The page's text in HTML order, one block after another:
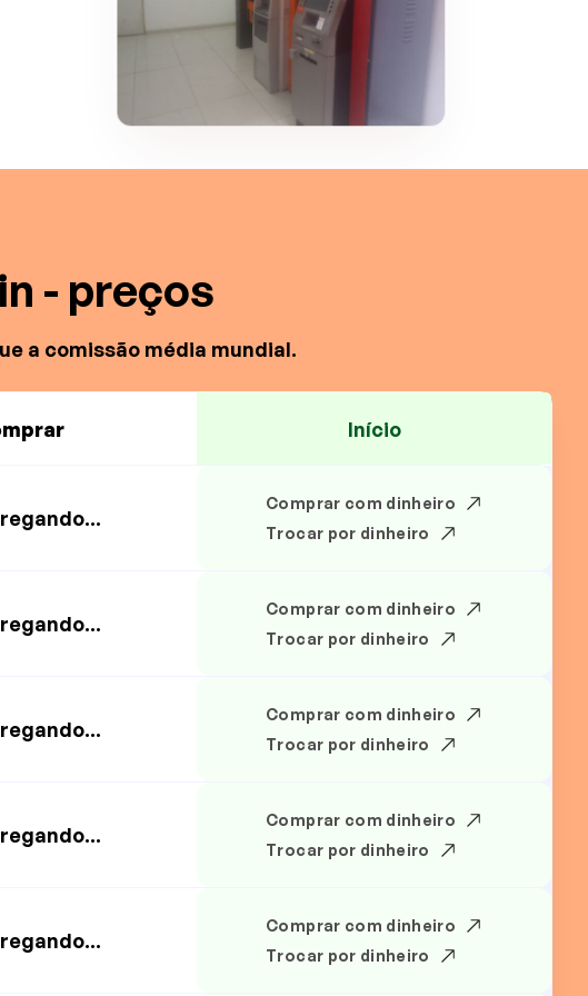
- preços
a comissão média mundial.
Início
Comprar com dinheiro
Trocar por dinheiro
Comprar com dinheiro
Trocar por dinheiro
Comprar com dinheiro
Trocar por dinheiro
Comprar com dinheiro
Trocar por dinheiro
Comprar com dinheiro
Trocar por dinheiro